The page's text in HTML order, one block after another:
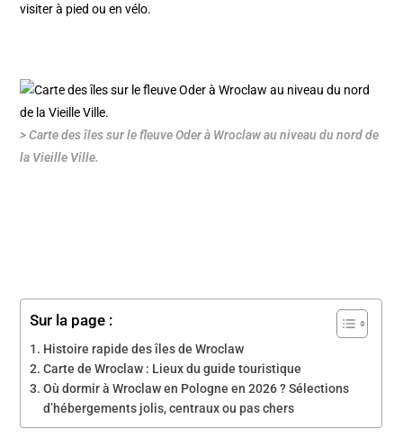
visiter à pied ou en vélo.
> Carte des îles sur le fleuve Oder à Wroclaw au niveau du nord de
la Vieille Ville.
Sur la page :
Histoire rapide des îles de Wroclaw
Carte de Wroclaw : Lieux du guide touristique
Où dormir à Wroclaw en Pologne en 2026 ? Sélections
d’hébergements jolis, centraux ou pas chers